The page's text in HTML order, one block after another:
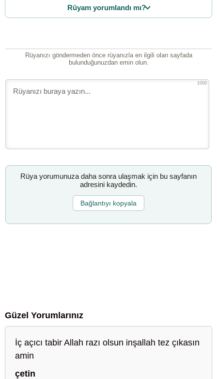
Rüyam yorumlandı mı?
Rüyanızı göndermeden önce rüyanızla en ilgili olan sayfada
bulunduğunuzdan emin olun.
1000
Rüya yorumunuza daha sonra ulaşmak için bu sayfanın
adresini kaydedin.
Bağlantıyı kopyala
Güzel Yorumlarınız
İç açıcı tabir Allah razı olsun inşallah tez çıkasın
amin
çetin